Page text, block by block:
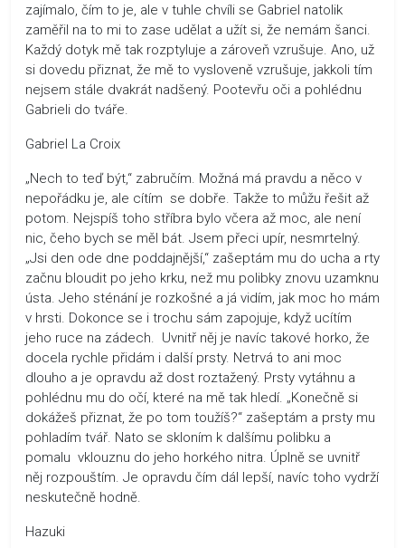
zajímalo, čím to je, ale v tuhle chvíli se Gabriel natolik
zaměřil na to mi to zase udělat a užít si, že nemám šanci.
Každý dotyk mě tak rozptyluje a zároveň vzrušuje. Ano, už
si dovedu přiznat, že mě to vysloveně vzrušuje, jakkoli tím
nejsem stále dvakrát nadšený. Pootevřu oči a pohlédnu
Gabrieli do tváře.
Gabriel La Croix
„Nech to teď být,“ zabručím. Možná má pravdu a něco v
nepořádku je, ale cítím se dobře. Takže to můžu řešit až
potom. Nejspíš toho stříbra bylo včera až moc, ale není
nic, čeho bych se měl bát. Jsem přeci upír, nesmrtelný.
„Jsi den ode dne poddajnější,“ zašeptám mu do ucha a rty
začnu bloudit po jeho krku, než mu polibky znovu uzamknu
ústa. Jeho sténání je rozkošné a já vidím, jak moc ho mám
v hrsti. Dokonce se i trochu sám zapojuje, když ucítím
jeho ruce na zádech. Uvnitř něj je navíc takové horko, že
docela rychle přidám i další prsty. Netrvá to ani moc
dlouho a je opravdu až dost roztažený. Prsty vytáhnu a
pohlédnu mu do očí, které na mě tak hledí. „Konečně si
dokážeš přiznat, že po tom toužíš?“ zašeptám a prsty mu
pohladím tvář. Nato se skloním k dalšímu polibku a
pomalu vklouznu do jeho horkého nitra. Úplně se uvnitř
něj rozpouštím. Je opravdu čím dál lepší, navíc toho vydrží
neskutečně hodně.
Hazuki